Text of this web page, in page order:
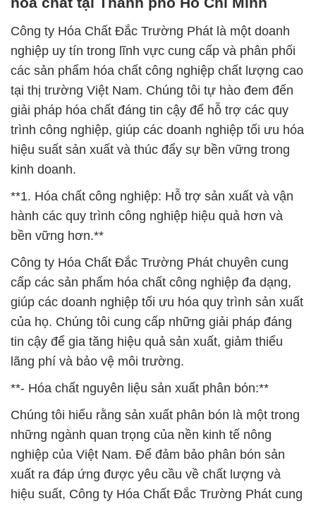
Công ty Hóa Chất Đắc Trường Phát là một doanh
nghiệp uy tín trong lĩnh vực cung cấp và phân phối
các sản phẩm hóa chất công nghiệp chất lượng cao
tại thị trường Việt Nam. Chúng tôi tự hào đem đến
giải pháp hóa chất đáng tin cậy để hỗ trợ các quy
trình công nghiệp, giúp các doanh nghiệp tối ưu hóa
hiệu suất sản xuất và thúc đẩy sự bền vững trong
kinh doanh.
**1. Hóa chất công nghiệp: Hỗ trợ sản xuất và vận
hành các quy trình công nghiệp hiệu quả hơn và
bền vững hơn.**
Công ty Hóa Chất Đắc Trường Phát chuyên cung
cấp các sản phẩm hóa chất công nghiệp đa dạng,
giúp các doanh nghiệp tối ưu hóa quy trình sản xuất
của họ. Chúng tôi cung cấp những giải pháp đáng
tin cậy để gia tăng hiệu quả sản xuất, giảm thiểu
lãng phí và bảo vệ môi trường.
**- Hóa chất nguyên liệu sản xuất phân bón:**
Chúng tôi hiểu rằng sản xuất phân bón là một trong
những ngành quan trọng của nền kinh tế nông
nghiệp của Việt Nam. Để đảm bảo phân bón sản
xuất ra đáp ứng được yêu cầu về chất lượng và
hiệu suất, Công ty Hóa Chất Đắc Trường Phát cung